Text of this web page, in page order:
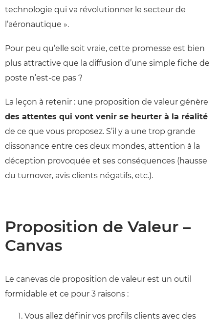
technologie qui va révolutionner le secteur de
l’aéronautique ».
Pour peu qu’elle soit vraie, cette promesse est bien
plus attractive que la diffusion d’une simple fiche de
poste n’est-ce pas ?
La leçon à retenir : une proposition de valeur génère
des attentes qui vont venir se heurter à la réalité
de ce que vous proposez. S’il y a une trop grande
dissonance entre ces deux mondes, attention à la
déception provoquée et ses conséquences (hausse
du turnover, avis clients négatifs, etc.).
Proposition de Valeur –
Canvas
Le canevas de proposition de valeur est un outil
formidable et ce pour 3 raisons :
Vous allez définir vos profils clients avec des